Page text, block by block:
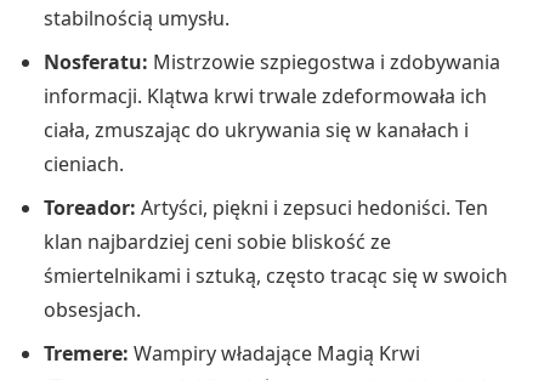
stabilnością umysłu.
Nosferatu: Mistrzowie szpiegostwa i zdobywania
informacji. Klątwa krwi trwale zdeformowała ich
ciała, zmuszając do ukrywania się w kanałach i
cieniach.
Toreador: Artyści, piękni i zepsuci hedoniści. Ten
klan najbardziej ceni sobie bliskość ze
śmiertelnikami i sztuką, często tracąc się w swoich
obsesjach.
Tremere: Wampiry władające Magią Krwi